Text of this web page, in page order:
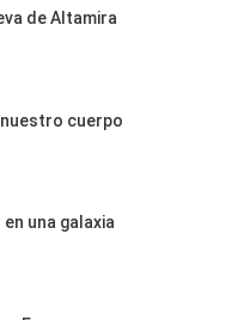
de Altamira
cuerpo
una galaxia